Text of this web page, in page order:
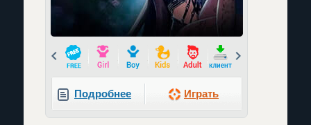
Prev
Подробнее Играть